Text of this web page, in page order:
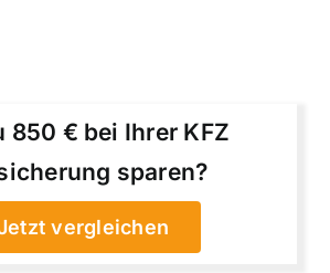
850 € bei Ihrer KFZ
sparen?
vergleichen